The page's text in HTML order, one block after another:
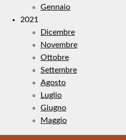
Gennaio
2021
Dicembre
Novembre
Ottobre
Settembre
Agosto
Luglio
Giugno
Maggio